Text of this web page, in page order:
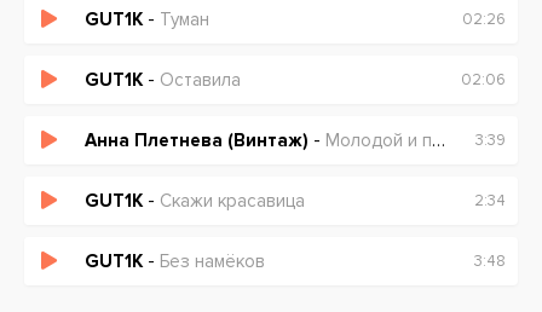
GUT1K- Туман 02:26
GUT1K- Оставила 02:06
Анна Плетнева (Винтаж) - Молодой и пьяный 3:39
GUT1K- Скажи красавица 2:34
GUT1K- Без намёков 3:48